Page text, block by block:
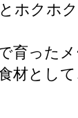
ホクホ
育った
材とし